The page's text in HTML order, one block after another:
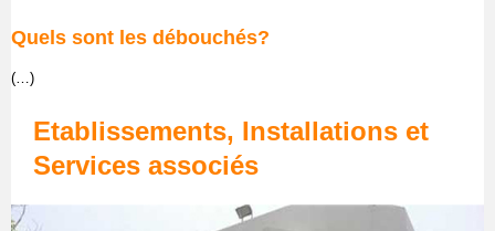
Quels sont les débouchés?
(…)
Etablissements, Installations et
Services associés